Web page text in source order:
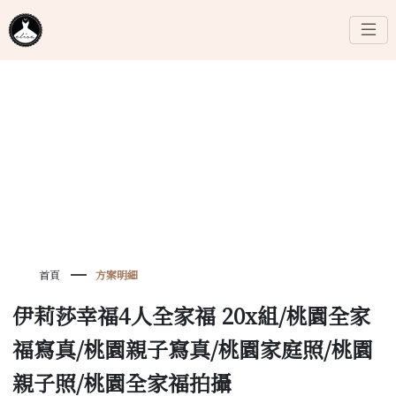
首頁 方案明細
伊莉莎幸福4人全家福 20x組/桃園全家
福寫真/桃園親子寫真/桃園家庭照/桃園
親子照/桃園全家福拍攝